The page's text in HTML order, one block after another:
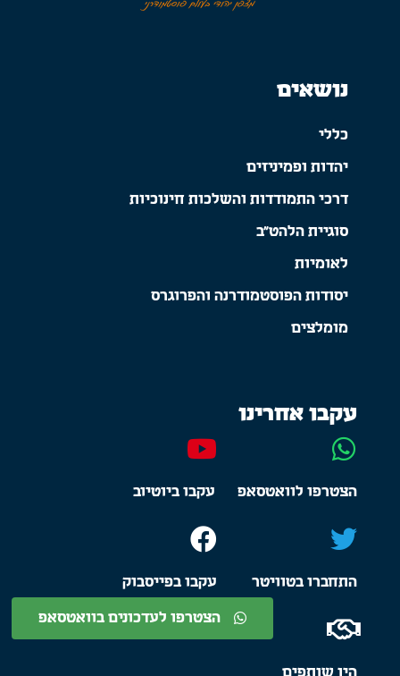
נושאים
כללי
יהדות ופמיניזים
דרכי התמודדות והשלכות חינוכיות
סוגיית הלהט"ב
לאומיות
יסודות הפוסטמודרנה והפרוגרס
מומלצים
עקבו אחרינו
הצטרפו לוואטסאפ עקבו ביוטיוב
התחברו בטוויטר עקבו בפייסבוק
היו שותפים
הצטרפו לעדכונים בוואטסאפ